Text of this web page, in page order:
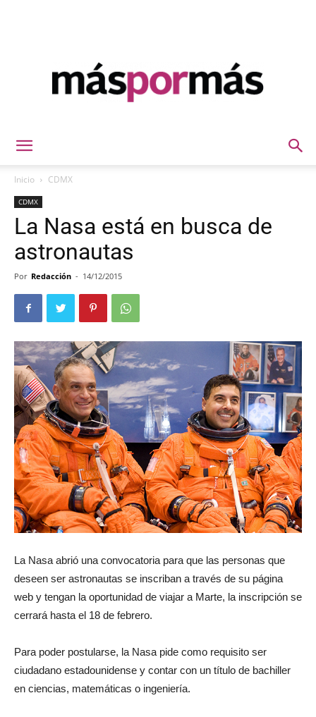
Inicio CDMX
CDMX
La Nasa está en busca de
astronautas
Por Redacción - 14/12/2015
La Nasa abrió una convocatoria para que las personas que
deseen ser astronautas se inscriban a través de su página
web y tengan la oportunidad de viajar a Marte, la inscripción se
cerrará hasta el 18 de febrero.
Para poder postularse, la Nasa pide como requisito ser
ciudadano estadounidense y contar con un título de bachiller
en ciencias, matemáticas o ingeniería.